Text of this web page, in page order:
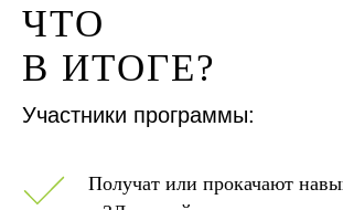
ЧТО
В ИТОГЕ?
Участники программы:
Получат или прокачают